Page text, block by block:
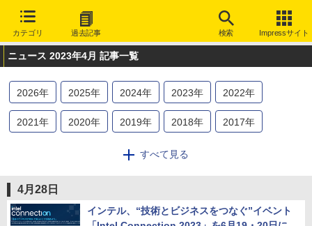
カテゴリ 過去記事 検索 Impressサイト
ニュース 2023年4月 記事一覧
2026年 2025年 2024年 2023年 2022年
2021年 2020年 2019年 2018年 2017年
2014年 2013
2006年 2005年 2004年 2003年
すべて見る
4月28日
インテル、“技術とビジネスをつなぐ”イベント